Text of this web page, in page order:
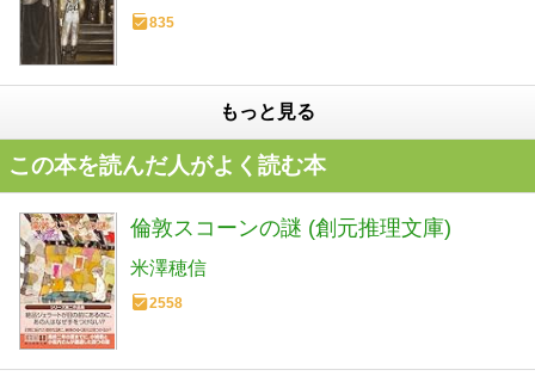
835
もっと見る
この本を読んだ人がよく読む本
倫敦スコーンの謎 (創元推理文庫)
米澤穂信
2558